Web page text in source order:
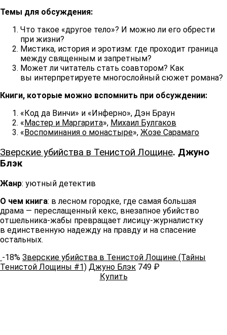
Темы для обсуждения:
Что такое «другое тело»? И можно ли его обрести
при жизни?
Мистика, история и эротизм: где проходит граница
между священным и запретным?
Может ли читатель стать соавтором? Как
вы интерпретируете многослойный сюжет романа?
Книги, которые можно вспомнить при обсуждении:
«Код да Винчи» и «Инферно», Дэн Браун
«Мастер и Маргарита», Михаил Булгаков
«Воспоминания о монастыре», Жозе Сарамаго
Зверские убийства в Тенистой Лощине. Джуно
Блэк
Жанр: уютный детектив
О чем книга: в лесном городке, где самая большая
драма — переслащенный кекс, внезапное убийство
отшельника-жабы превращает лисицу-журналистку
в единственную надежду на правду и на спасение
остальных.
-18% Зверские убийства в Тенистой Лощине (Тайны
Тенистой Лощины #1) Джуно Блэк 749 ₽
Купить